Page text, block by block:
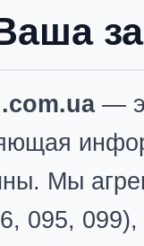
—
Мы
095, 099),